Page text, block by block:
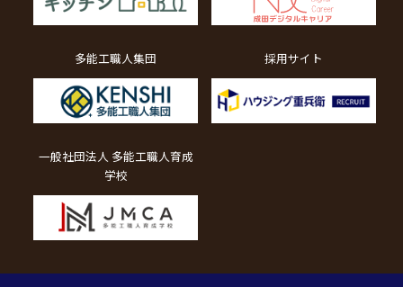
多能工職人集団 採用サイト
一般社団法人 多能工職人育成
学校